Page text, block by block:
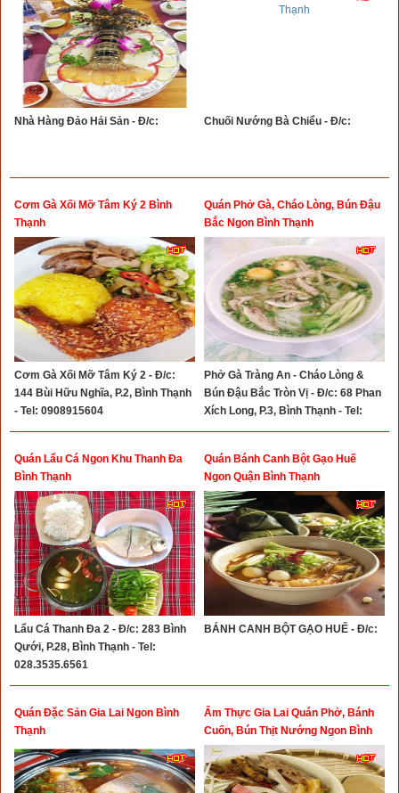
Nhà Hàng Đảo Hải Sản - Đ/c: Chuối Nướng Bà Chiểu - Đ/c:
Cơm Gà Xối Mỡ Tâm Ký 2 Bình
Thạnh
Cơm Gà Xối Mỡ Tâm Ký 2 - Đ/c:
144 Bùi Hữu Nghĩa, P.2, Bình Thạnh
- Tel: 0908915604
Quán Phở Gà, Cháo Lòng, Bún Đậu
Bắc Ngon Bình Thạnh
Phở Gà Tràng An - Cháo Lòng &
Bún Đậu Bắc Tròn Vị - Đ/c: 68 Phan
Xích Long, P.3, Bình Thạnh - Tel:
0355214336
Quán Lẩu Cá Ngon Khu Thanh Đa
Bình Thạnh
Lẩu Cá Thanh Đa 2 - Đ/c: 283 Bình
Qưới, P.28, Bình Thạnh - Tel:
028.3535.6561
Quán Bánh Canh Bột Gạo Huế
Ngon Quận Bình Thạnh
BÁNH CANH BỘT GẠO HUẾ - Đ/c:
Quán Đặc Sản Gia Lai Ngon Bình
Thạnh
Ẩm Thực Gia Lai Quán Phở, Bánh
Cuốn, Bún Thịt Nướng Ngon Bình
Thạnh